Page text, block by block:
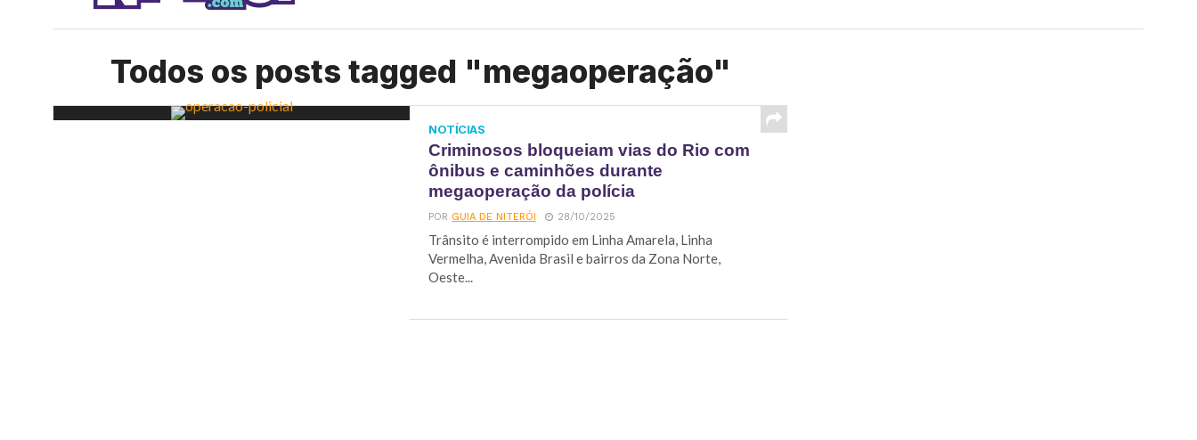
Todos os posts tagged "megaoperação"
NOTÍCIAS
Criminosos bloqueiam vias do Rio com
ônibus e caminhões durante
megaoperação da polícia
PORGUIA DE NITERÓI 28/10/2025
Trânsito é interrompido em Linha Amarela, Linha
Vermelha, Avenida Brasil e bairros da Zona Norte,
Oeste...